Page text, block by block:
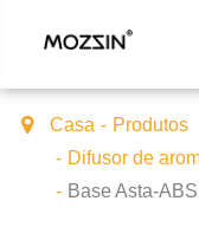
Casa
Produtos
Difusor de
Base Asta-